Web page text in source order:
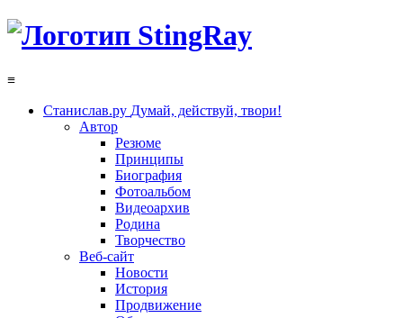
≡
Станислав.ру Думай, действуй, твори!
Автор
Резюме
Принципы
Биография
Фотоальбом
Видеоархив
Родина
Творчество
Веб-сайт
Новости
История
Продвижение